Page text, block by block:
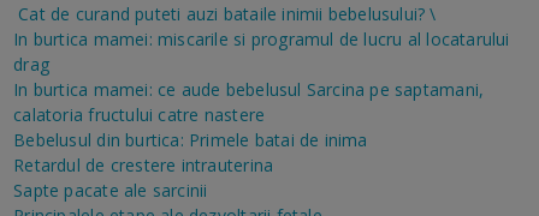
Cat de curand puteti auzi bataile inimii bebelusului? \
In burtica mamei: miscarile si programul de lucru al locatarului
drag
In burtica mamei: ce aude bebelusul Sarcina pe saptamani,
calatoria fructului catre nastere
Bebelusul din burtica: Primele batai de inima
Retardul de crestere intrauterina
Sapte pacate ale sarcinii